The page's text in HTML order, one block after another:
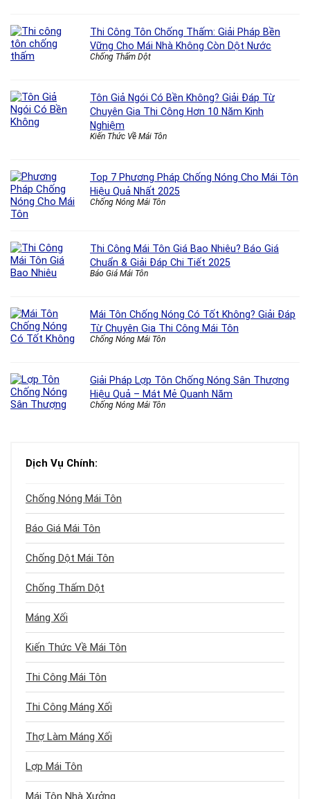
Thi Công Tôn Chống Thấm: Giải Pháp Bền
Vững Cho Mái Nhà Không Còn Dột Nước
Chống Thấm Dột
Tôn Giả Ngói Có Bền Không? Giải Đáp Từ
Chuyên Gia Thi Công Hơn 10 Năm Kinh
Nghiệm
Kiến Thức Về Mái Tôn
Top 7 Phương Pháp Chống Nóng Cho Mái Tôn
Hiệu Quả Nhất 2025
Chống Nóng Mái Tôn
Thi Công Mái Tôn Giá Bao Nhiêu? Báo Giá
Chuẩn & Giải Đáp Chi Tiết 2025
Báo Giá Mái Tôn
Mái Tôn Chống Nóng Có Tốt Không? Giải Đáp
Từ Chuyên Gia Thi Công Mái Tôn
Chống Nóng Mái Tôn
Giải Pháp Lợp Tôn Chống Nóng Sân Thượng
Hiệu Quả – Mát Mẻ Quanh Năm
Chống Nóng Mái Tôn
Dịch Vụ Chính:
Chống Nóng Mái Tôn
Báo Giá Mái Tôn
Chống Dột Mái Tôn
Chống Thấm Dột
Máng Xối
Kiến Thức Về Mái Tôn
Thi Công Mái Tôn
Thi Công Máng Xối
Thợ Làm Máng Xối
Lợp Mái Tôn
Mái Tôn Nhà Xưởng